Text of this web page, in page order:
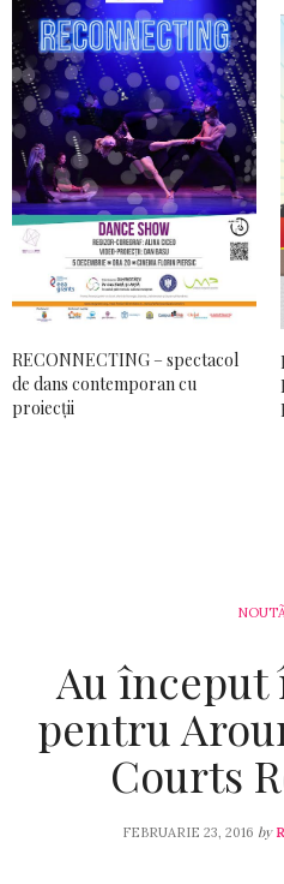
RECONNECTING – spectacol
de dans contemporan cu
proiecții
Au
pentru
Courts
FEBRUARIE 23, 2016 by